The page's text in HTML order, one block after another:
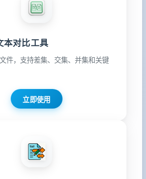
本对比工具
件，支持差集、交集、并集和关键
立即使用